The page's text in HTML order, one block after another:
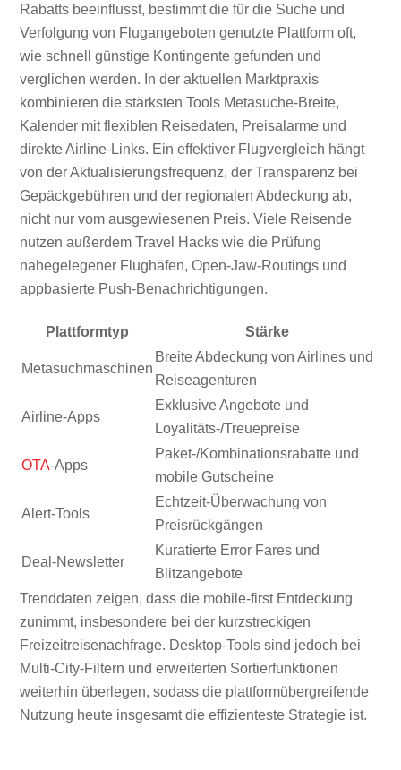
Rabatts beeinflusst, bestimmt die für die Suche und
Verfolgung von Flugangeboten genutzte Plattform oft,
wie schnell günstige Kontingente gefunden und
verglichen werden. In der aktuellen Marktpraxis
kombinieren die stärksten Tools Metasuche-Breite,
Kalender mit flexiblen Reisedaten, Preisalarme und
direkte Airline-Links. Ein effektiver Flugvergleich hängt
von der Aktualisierungsfrequenz, der Transparenz bei
Gepäckgebühren und der regionalen Abdeckung ab,
nicht nur vom ausgewiesenen Preis. Viele Reisende
nutzen außerdem Travel Hacks wie die Prüfung
nahegelegener Flughäfen, Open-Jaw-Routings und
appbasierte Push-Benachrichtigungen.
Plattformtyp Stärke
Metasuchmaschinen
Breite Abdeckung von Airlines und
Reiseagenturen
Airline-Apps
Exklusive Angebote und
Loyalitäts-/Treuepreise
OTA-Apps
Paket-/Kombinationsrabatte und
mobile Gutscheine
Alert-Tools
Echtzeit-Überwachung von
Preisrückgängen
Deal-Newsletter
Kuratierte Error Fares und
Blitzangebote
Trenddaten zeigen, dass die mobile-first Entdeckung
zunimmt, insbesondere bei der kurzstreckigen
Freizeitreisenachfrage. Desktop-Tools sind jedoch bei
Multi-City-Filtern und erweiterten Sortierfunktionen
weiterhin überlegen, sodass die plattformübergreifende
Nutzung heute insgesamt die effizienteste Strategie ist.